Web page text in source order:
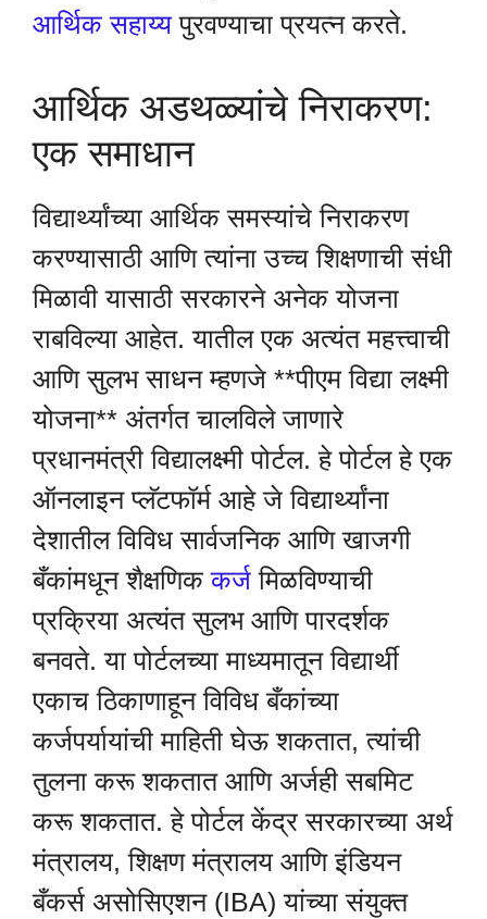
आर्थिक सहाय्यपुरवण्याचा प्रयत्न करते.
आर्थिक अडथळ्यांचे निराकरण:
एक समाधान
विद्यार्थ्यांच्या आर्थिक समस्यांचे निराकरण
करण्यासाठी आणि त्यांना उच्च शिक्षणाची संधी
मिळावी यासाठी सरकारने अनेक योजना
राबविल्या आहेत. यातील एक अत्यंत महत्त्वाची
आणि सुलभ साधन म्हणजे **पीएम विद्या लक्ष्मी
योजना** अंतर्गत चालविले जाणारे
प्रधानमंत्री विद्यालक्ष्मी पोर्टल. हे पोर्टल हे एक
ऑनलाइन प्लॅटफॉर्म आहे जे विद्यार्थ्यांना
देशातील विविध सार्वजनिक आणि खाजगी
बँकांमधून शैक्षणिककर्ज मिळविण्याची
प्रक्रिया अत्यंत सुलभ आणि पारदर्शक
बनवते. या पोर्टलच्या माध्यमातून विद्यार्थी
एकाच ठिकाणाहून विविध बँकांच्या
कर्जपर्यायांची माहिती घेऊ शकतात, त्यांची
तुलना करू शकतात आणि अर्जही सबमिट
करू शकतात. हे पोर्टल केंद्र सरकारच्या अर्थ
मंत्रालय, शिक्षण मंत्रालय आणि इंडियन
बँकर्स असोसिएशन (IBA) यांच्या संयुक्त